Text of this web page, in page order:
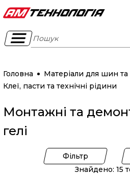
Пошук
Головна
Матеріали для шин та
Клеї, пасти та технічні рідини
Монтажні та
гелі
Фільтр
Знайдено: 15